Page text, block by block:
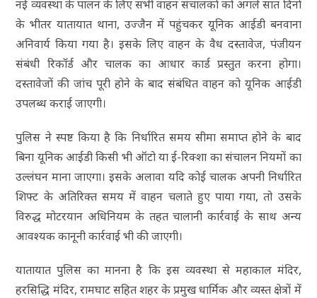
नई व्यवस्था के पालन के लिए सभी वाहन संचालकों को अगले सात दिनों
के भीतर यातायात थाना, उज्जैन में पहुंचकर यूनिक आईडी बनवाना
अनिवार्य किया गया है। इसके लिए वाहन के वैध दस्तावेज, पंजीयन
संबंधी रिकॉर्ड और चालक का आधार कार्ड प्रस्तुत करना होगा।
दस्तावेजों की जांच पूरी होने के बाद संबंधित वाहन को यूनिक आईडी
उपलब्ध कराई जाएगी।
पुलिस ने स्पष्ट किया है कि निर्धारित समय सीमा समाप्त होने के बाद
बिना यूनिक आईडी किसी भी ऑटो या ई-रिक्शा का संचालन नियमों का
उल्लंघन माना जाएगा। इसके अलावा यदि कोई चालक अपनी निर्धारित
शिफ्ट के अतिरिक्त समय में वाहन चलाते हुए पाया गया, तो उसके
विरुद्ध मोटरयान अधिनियम के तहत चालानी कार्रवाई के साथ अन्य
आवश्यक कानूनी कार्रवाई भी की जाएगी।
यातायात पुलिस का मानना है कि इस व्यवस्था से महाकाल मंदिर,
हरसिद्धि मंदिर, रामघाट सहित शहर के प्रमुख धार्मिक और व्यस्त क्षेत्रों में